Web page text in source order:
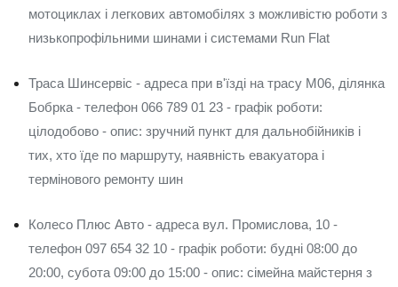
мотоциклах і легкових автомобілях з можливістю роботи з
низькопрофільними шинами і системами Run Flat
Траса Шинсервіс - адреса при в'їзді на трасу M06, ділянка
Бобрка - телефон 066 789 01 23 - графік роботи:
цілодобово - опис: зручний пункт для дальнобійників і
тих, хто їде по маршруту, наявність евакуатора і
термінового ремонту шин
Колесо Плюс Авто - адреса вул. Промислова, 10 -
телефон 097 654 32 10 - графік роботи: будні 08:00 до
20:00, субота 09:00 до 15:00 - опис: сімейна майстерня з